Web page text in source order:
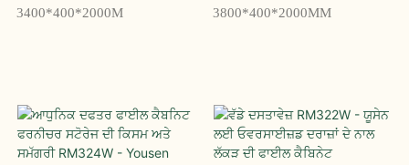
ਦਫਤਰ ਫਾਈਲ ਅਲਮਾਰੀਆਂ
3400*400*2000M
ਸਟੋਰੇਜ ਫਾਈਲ ਅਲਮਾਰੀਆਂ
3800*400*2000MM